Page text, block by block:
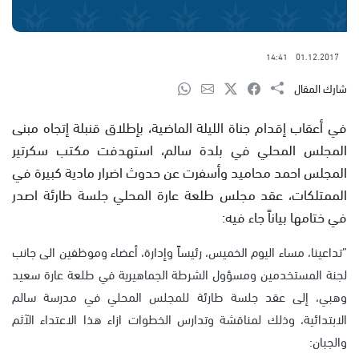
01.12.2017
14:41
شارك المقال
في أعقاب إقدام جناة الليلة الماضية، بإطلاق قنبلة إتجاه مبنى
المجلس المحلي في بلدة سالم، استهدفت مكتب سكرتير
المجلس احمد محاميد وأسفرت عن حدوث اضرار مادية كبيرة في
الممتلكات، عقد مجلس طلعة عارة المحلي جلسة طارئة اصدر
في ختامها بياناً جاء فيه:
”تداعينا، مساء اليوم الخميس، رئيساً وإدارة، أعضاء وموظفين الى جانب
لجنة المستخدمين ومسؤول الشرطة الجماهيرية في طلعة عارة سعيد
وهبي، إلى عقد جلسة طارئة للمجلس المحلي في مدرسة سالم
الابتدائية، وذلك لمناقشة وتدارس الخطوات ازاء هذا الاعتداء الآثم
والجبان: